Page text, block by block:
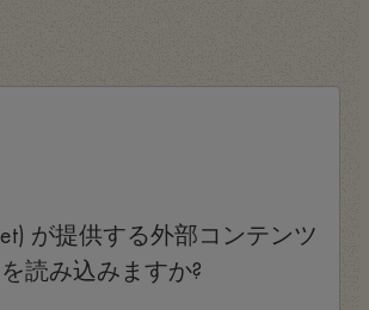
が提供する外部コンテンツ
を読み込みますか?